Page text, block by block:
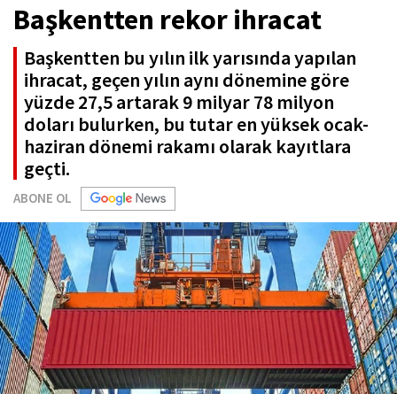
Başkentten rekor ihracat
Başkentten bu yılın ilk yarısında yapılan
ihracat, geçen yılın aynı dönemine göre
yüzde 27,5 artarak 9 milyar 78 milyon
doları bulurken, bu tutar en yüksek ocak-
haziran dönemi rakamı olarak kayıtlara
geçti.
ABONE OL